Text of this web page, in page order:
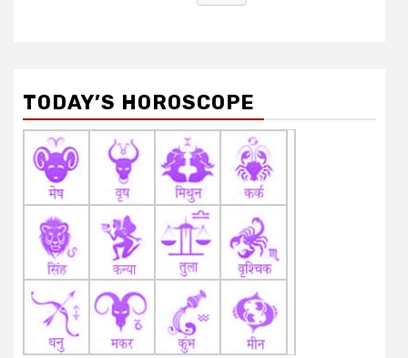
TODAY’S HOROSCOPE